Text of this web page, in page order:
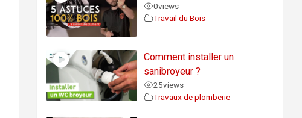
0views
Travail du Bois
Comment installer un
sanibroyeur ?
25views
Travaux de plomberie